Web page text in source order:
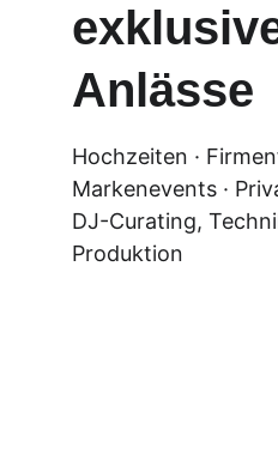
Anlässe
Hochzeiten ·
Markenevents ·
DJ-Curating,
Produktion